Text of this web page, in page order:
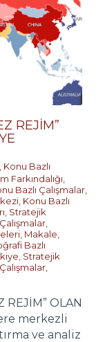
REJİM”
Konu Bazlı
Farkındalığı
Bazlı Çalışmalar
Konu Bazlı
Stratejik
Makale
Bazlı
Stratejik
REJİM” OLAN
merkezli
ve analiz